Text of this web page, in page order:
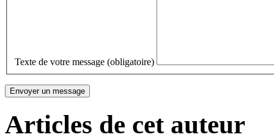
Texte de votre message (obligatoire)
Articles de cet auteur